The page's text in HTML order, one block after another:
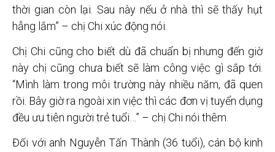
thời gian còn lại. Sau này nếu ở nhà thì sẽ thấy hụt
hẫng lắm” – chị Chi xúc động nói.
Chị Chi cũng cho biết dù đã chuẩn bị nhưng đến giờ
này chị cũng chưa biết sẽ làm công việc gì sắp tới.
“Mình làm trong môi trường này nhiều năm, đã quen
rồi. Bây giờ ra ngoài xin việc thì các đơn vị tuyển dụng
đều ưu tiên người trẻ tuổi…” – chị Chi nói thêm.
Đối với anh Nguyễn Tấn Thành (36 tuổi), cán bộ kinh